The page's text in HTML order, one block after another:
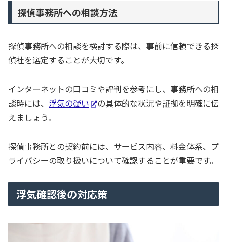
探偵事務所への相談方法
探偵事務所への相談を検討する際は、事前に信頼できる探
偵社を選定することが大切です。
インターネットの口コミや評判を参考にし、事務所への相
談時には、 浮気の疑い
の具体的な状況や証拠を明確に伝
えましょう。
探偵事務所との契約前には、サービス内容、料金体系、プ
ライバシーの取り扱いについて確認することが重要です。
浮気確認後の対応策